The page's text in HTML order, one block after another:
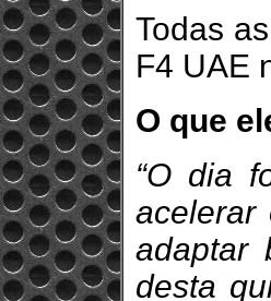
Todas
F4 UAE
O que
“O dia
acelerar
adaptar
desta